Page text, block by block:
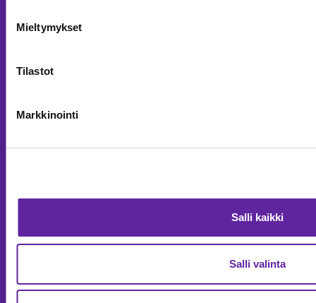
Mieltymykset
Tilastot
Markkinointi
Salli kaikki
Salli valinta
Asuntorakentaminen
Korjausrakentaminen
Julkisivut
Meistä
Ura Jatkeella
Vastuullisuus